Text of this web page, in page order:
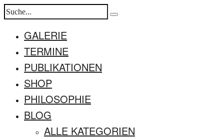
GALERIE
TERMINE
PUBLIKATIONEN
SHOP
PHILOSOPHIE
BLOG
ALLE KATEGORIEN